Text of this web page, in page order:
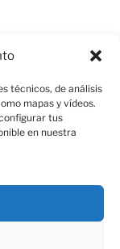
técnicos, de análisis
mapas y vídeos.
tus
en nuestra